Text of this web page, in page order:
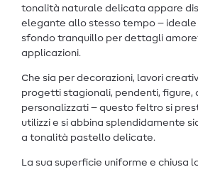
tonalità naturale delicata appare
elegante allo stesso tempo – ideale
sfondo tranquillo per dettagli
applicazioni.
Che sia per decorazioni, lavori
progetti stagionali, pendenti, figure,
personalizzati – questo feltro si
utilizzi e si abbina splendidamente
a tonalità pastello delicate.
La sua superficie uniforme e chiusa